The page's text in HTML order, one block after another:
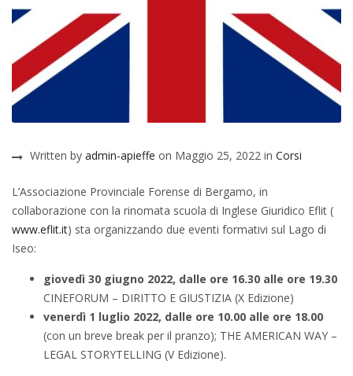
Written by admin-apieffe on Maggio 25, 2022 in Corsi
L’Associazione Provinciale Forense di Bergamo, in
collaborazione con la rinomata scuola di Inglese Giuridico Eflit (
www.eflit.it) sta organizzando due eventi formativi sul Lago di
Iseo:
giovedì 30 giugno 2022, dalle ore 16.30 alle ore 19.30
CINEFORUM – DIRITTO E GIUSTIZIA (X Edizione)
venerdì 1 luglio 2022, dalle ore 10.00 alle ore 18.00
(con un breve break per il pranzo); THE AMERICAN WAY –
LEGAL STORYTELLING (V Edizione).